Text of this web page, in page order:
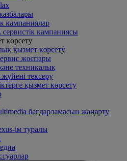
кампаниялар
кампаниясы
көрсету
қызмет көрсету
жоспары
техникалық
жүйені тексеру
қызмет көрсету
бағдарламасын жаңарту
ім туралы